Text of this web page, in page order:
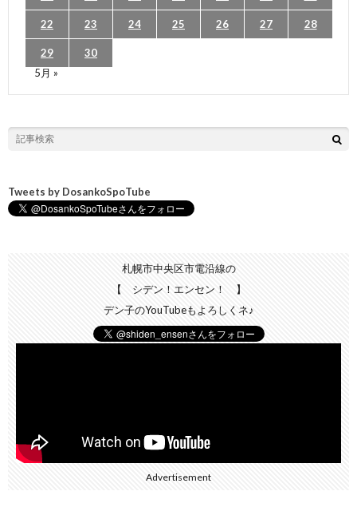
22 23 24 25 26 27 28
29
30
5月 »
Tweets by DosankoSpoTube
札幌市中央区市電沿線の
【 シデン！エンセン！ 】
デン子のYouTubeもよろしくネ♪
Advertisement